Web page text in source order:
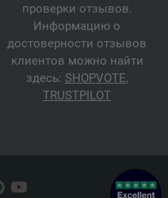
проверки отзывов.
Информацию о
достоверности отзывов
клиентов можно найти
здесь: SHOPVOTE,
TRUSTPILOT